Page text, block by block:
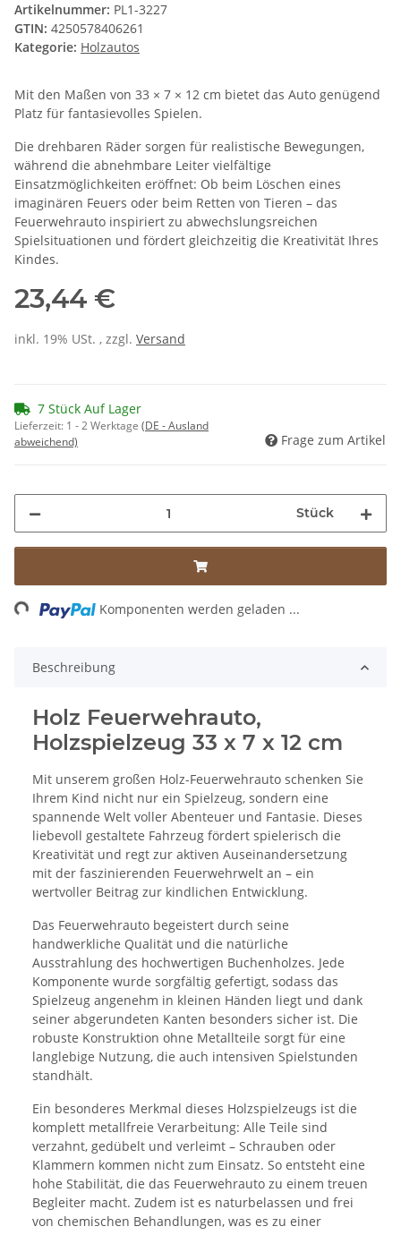
Artikelnummer: PL1-3227
GTIN: 4250578406261
Kategorie: Holzautos
Mit den Maßen von 33 × 7 × 12 cm bietet das Auto genügend
Platz für fantasievolles Spielen.
Die drehbaren Räder sorgen für realistische Bewegungen,
während die abnehmbare Leiter vielfältige
Einsatzmöglichkeiten eröffnet: Ob beim Löschen eines
imaginären Feuers oder beim Retten von Tieren – das
Feuerwehrauto inspiriert zu abwechslungsreichen
Spielsituationen und fördert gleichzeitig die Kreativität Ihres
Kindes.
23,44 €
inkl. 19% USt. , zzgl. Versand
7 Stück Auf Lager
Lieferzeit: 1 - 2 Werktage (DE - Ausland
abweichend)
Frage zum Artikel
Stück
Komponenten werden geladen ...
Beschreibung
Holz Feuerwehrauto,
Holzspielzeug 33 x 7 x 12 cm
Mit unserem großen Holz-Feuerwehrauto schenken Sie
Ihrem Kind nicht nur ein Spielzeug, sondern eine
spannende Welt voller Abenteuer und Fantasie. Dieses
liebevoll gestaltete Fahrzeug fördert spielerisch die
Kreativität und regt zur aktiven Auseinandersetzung
mit der faszinierenden Feuerwehrwelt an – ein
wertvoller Beitrag zur kindlichen Entwicklung.
Das Feuerwehrauto begeistert durch seine
handwerkliche Qualität und die natürliche
Ausstrahlung des hochwertigen Buchenholzes. Jede
Komponente wurde sorgfältig gefertigt, sodass das
Spielzeug angenehm in kleinen Händen liegt und dank
seiner abgerundeten Kanten besonders sicher ist. Die
robuste Konstruktion ohne Metallteile sorgt für eine
langlebige Nutzung, die auch intensiven Spielstunden
standhält.
Ein besonderes Merkmal dieses Holzspielzeugs ist die
komplett metallfreie Verarbeitung: Alle Teile sind
verzahnt, gedübelt und verleimt – Schrauben oder
Klammern kommen nicht zum Einsatz. So entsteht eine
hohe Stabilität, die das Feuerwehrauto zu einem treuen
Begleiter macht. Zudem ist es naturbelassen und frei
von chemischen Behandlungen, was es zu einer